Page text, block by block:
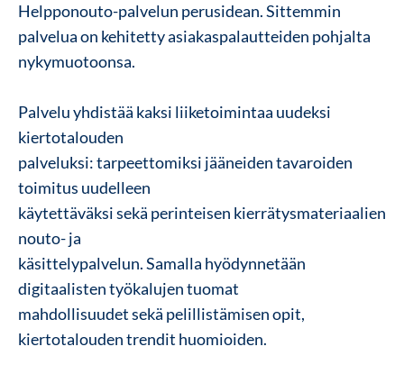
Helpponouto-palvelun perusidean. Sittemmin
palvelua on kehitetty asiakaspalautteiden pohjalta
nykymuotoonsa.
Palvelu yhdistää kaksi liiketoimintaa uudeksi
kiertotalouden
palveluksi: tarpeettomiksi jääneiden tavaroiden
toimitus uudelleen
käytettäväksi sekä perinteisen kierrätysmateriaalien
nouto- ja
käsittelypalvelun. Samalla hyödynnetään
digitaalisten työkalujen tuomat
mahdollisuudet sekä pelillistämisen opit,
kiertotalouden trendit huomioiden.